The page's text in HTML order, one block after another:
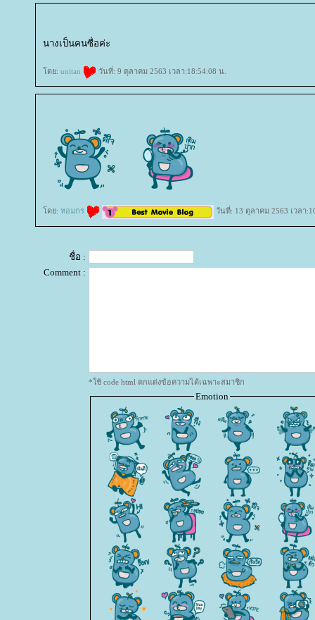
นางเป็นคนซื่อค่ะ
ดย: unitan วันที่: 9 ตุลาคม 2563 เวลา:18:54:08 น.
ดย: หอมกร วันที่: 13 ตุลาคม 2563 เวลา
ชื่อ :
Comment :
*ใช้ code html ตกแต่งข้อความได้เฉพาะสมาชิก
Emotion